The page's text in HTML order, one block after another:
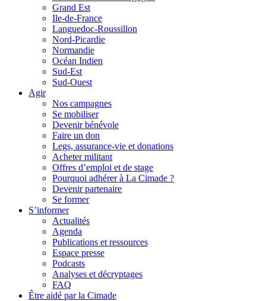
Grand Est
Ile-de-France
Languedoc-Roussillon
Nord-Picardie
Normandie
Océan Indien
Sud-Est
Sud-Ouest
Agir
Nos campagnes
Se mobiliser
Devenir bénévole
Faire un don
Legs, assurance-vie et donations
Acheter militant
Offres d’emploi et de stage
Pourquoi adhérer à La Cimade ?
Devenir partenaire
Se former
S’informer
Actualités
Agenda
Publications et ressources
Espace presse
Podcasts
Analyses et décryptages
FAQ
Être aidé par la Cimade